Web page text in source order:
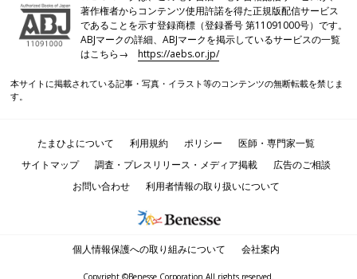
著作権者からコンテンツ使用許諾を得た正規版配信サービス
であることを示す登録商標（登録番号 第11091000号）です。
ABJマークの詳細、ABJマークを掲示しているサービスの一覧
はこちら→https://aebs.or.jp/
本サイトに掲載されている記事・写真・イラスト等のコンテンツの無断転載を禁じま
す。
たまひよについて 利用規約 ポリシー
医師・専門家一覧
サイトマップ
調査・プレスリリース・メディア掲載
広告のご相談
お問い合わせ
利用者情報の取り扱いについて
個人情報保護への取り組みについて 会社案内
Copyright ©Benesse Corporation All rights reserved.